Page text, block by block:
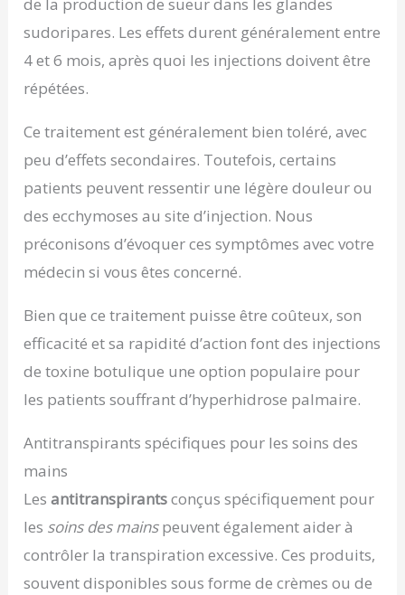
de la production de sueur dans les glandes
sudoripares. Les effets durent généralement entre
4 et 6 mois, après quoi les injections doivent être
répétées.
Ce traitement est généralement bien toléré, avec
peu d’effets secondaires. Toutefois, certains
patients peuvent ressentir une légère douleur ou
des ecchymoses au site d’injection. Nous
préconisons d’évoquer ces symptômes avec votre
médecin si vous êtes concerné.
Bien que ce traitement puisse être coûteux, son
efficacité et sa rapidité d’action font des injections
de toxine botulique une option populaire pour
les patients souffrant d’hyperhidrose palmaire.
Antitranspirants spécifiques pour les soins des
mains
Lesantitranspirantsconçus spécifiquement pour
les soins des mainspeuvent également aider à
contrôler la transpiration excessive. Ces produits,
souvent disponibles sous forme de crèmes ou de